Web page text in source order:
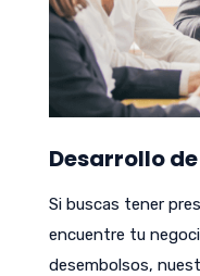
Desarrollo
Si buscas tener
encuentre tu
desembolsos,